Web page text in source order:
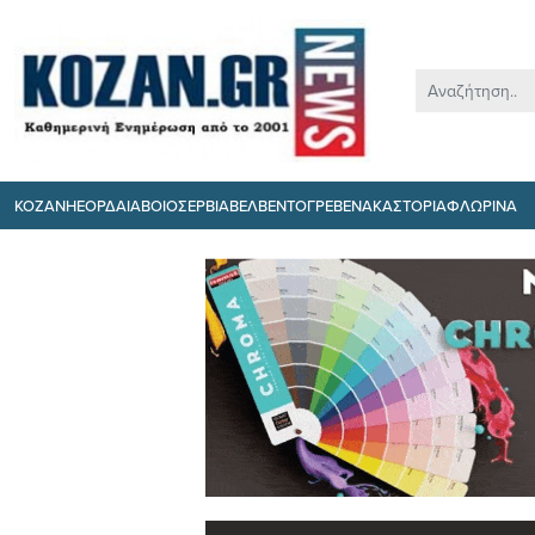
ΚΟΖΑΝΗΕΟΡΔΑΙΑΒΟΙΟΣΕΡΒΙΑΒΕΛΒΕΝΤΟΓΡΕΒΕΝΑΚΑΣΤΟΡΙΑΦΛΩΡΙΝΑ